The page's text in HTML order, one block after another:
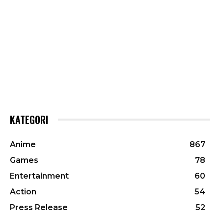
KATEGORI
Anime
867
Games
78
Entertainment
60
Action
54
Press Release
52